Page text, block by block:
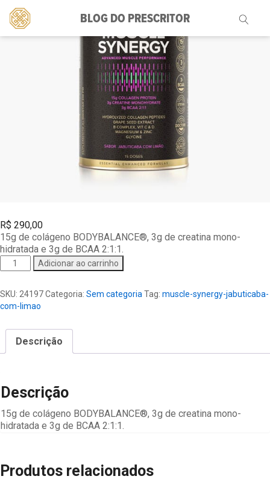
BLOG DO PRESCRITOR
Pesquisar
por:
R$ 290,00
15g de colágeno BODYBALANCE®, 3g de creatina mono-
hidratada e 3g de BCAA 2:1:1.
Muscle
Synergy
com
Limão
Adicionar ao carrinho
SKU: 24197Categoria: Sem categoria Tag: muscle-synergy-jabuticaba-
com-limao
Descrição
Descrição
15g de colágeno BODYBALANCE®, 3g de creatina mono-
hidratada e 3g de BCAA 2:1:1.
Produtos relacionados